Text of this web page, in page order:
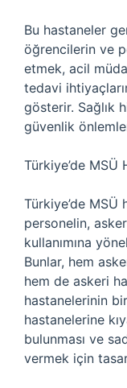
Bu hastaneler
öğrencilerin ve
etmek, acil
tedavi
gösterir. Sağlık
güvenlik
Türkiye’de MSÜ
Türkiye’de
personelin,
kullanımına
Bunlar, hem
hem de askeri
hastanelerinin
hastanelerine
bulunması ve
vermek için